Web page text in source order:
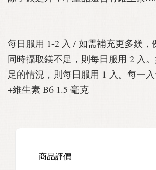
每日服用 1-2 入 / 如需補充更多鎂，
同時攝取鎂不足，則每日服用 2 入
足的情況，則每日服用 1 入。每一
+維生素 B6 1.5 毫克
商品評價